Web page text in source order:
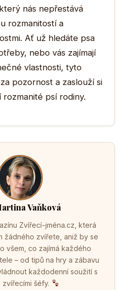
nás nepřestává
rozmanitostí a
Ať už hledáte psa
nebo vás zajímají
vlastnosti, tyto
pozornost a zaslouží si
psí rodiny.
Vaňková
Zvířecí-jména.cz, která
žádného zvířete, aniž by se
všem, co zajímá každého
– od tipů na hry a zábavu
každodenní soužití s
zvířecími šéfy.